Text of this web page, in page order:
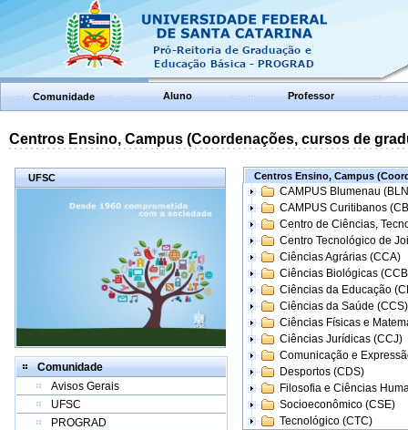
Comunidade Aluno Professor
Centros Ensino, Campus (Coordenações, cursos de
UFSC
Comunidade
Avisos Gerais
UFSC
PROGRAD
Centros Ensino, Campus
CAMPUS Blumenau
CAMPUS Curitibanos
Centro de Ciências,
Centro Tecnológico de
Ciências Agrárias (CCA)
Ciências Biológicas
Ciências da Educação
Ciências da Saúde (CCS)
Ciências Físicas e
Ciências Jurídicas (CCJ)
Comunicação e
Desportos (CDS)
Filosofia e Ciências
Socioeconômico (CSE)
Tecnológico (CTC)